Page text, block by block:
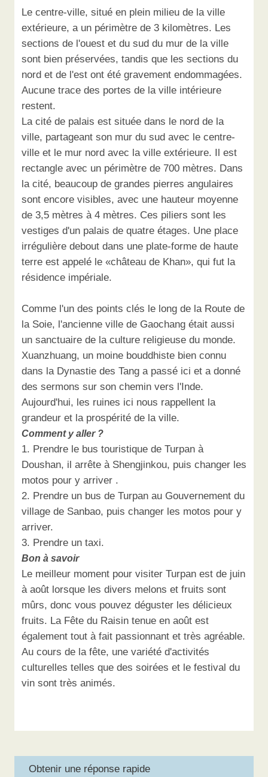
Le centre-ville, situé en plein milieu de la ville
extérieure, a un périmètre de 3 kilomètres. Les
sections de l'ouest et du sud du mur de la ville
sont bien préservées, tandis que les sections du
nord et de l'est ont été gravement endommagées.
Aucune trace des portes de la ville intérieure
restent.
La cité de palais est située dans le nord de la
ville, partageant son mur du sud avec le centre-
ville et le mur nord avec la ville extérieure. Il est
rectangle avec un périmètre de 700 mètres. Dans
la cité, beaucoup de grandes pierres angulaires
sont encore visibles, avec une hauteur moyenne
de 3,5 mètres à 4 mètres. Ces piliers sont les
vestiges d'un palais de quatre étages. Une place
irrégulière debout dans une plate-forme de haute
terre est appelé le «château de Khan», qui fut la
résidence impériale.
Comme l'un des points clés le long de la Route de
la Soie, l'ancienne ville de Gaochang était aussi
un sanctuaire de la culture religieuse du monde.
Xuanzhuang, un moine bouddhiste bien connu
dans la Dynastie des Tang a passé ici et a donné
des sermons sur son chemin vers l'Inde.
Aujourd'hui, les ruines ici nous rappellent la
grandeur et la prospérité de la ville.
Comment y aller ?
1. Prendre le bus touristique de Turpan à
Doushan, il arrête à Shengjinkou, puis changer les
motos pour y arriver .
2. Prendre un bus de Turpan au Gouvernement du
village de Sanbao, puis changer les motos pour y
arriver.
3. Prendre un taxi.
Bon à savoir
Le meilleur moment pour visiter Turpan est de juin
à août lorsque les divers melons et fruits sont
mûrs, donc vous pouvez déguster les délicieux
fruits. La Fête du Raisin tenue en août est
également tout à fait passionnant et très agréable.
Au cours de la fête, une variété d'activités
culturelles telles que des soirées et le festival du
vin sont très animés.
Obtenir une réponse rapide